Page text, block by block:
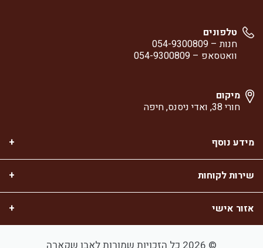
טלפונים
חנות – 054-9300809
וואטסאפ – 054-9300809
מיקום
חורי 38, ואדי ניסנס, חיפה
מידע נוסף
שירות לקוחות
אזור אישי